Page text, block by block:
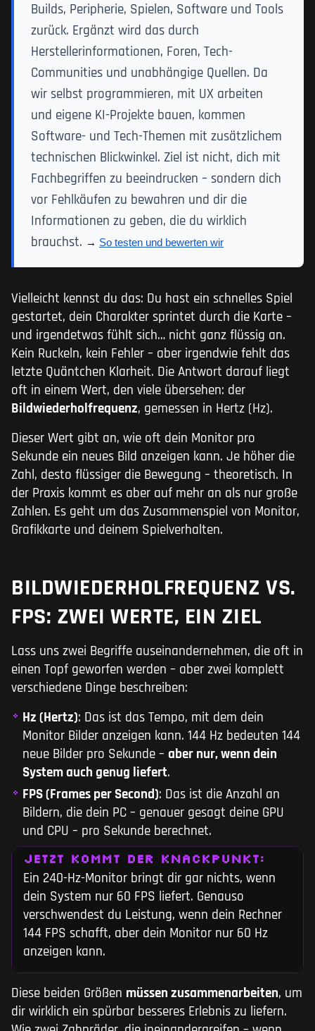
Builds, Peripherie, Spielen, Software und Tools
zurück. Ergänzt wird das durch
Herstellerinformationen, Foren, Tech-
Communities und unabhängige Quellen. Da
wir selbst programmieren, mit UX arbeiten
und eigene KI-Projekte bauen, kommen
Software- und Tech-Themen mit zusätzlichem
technischen Blickwinkel. Ziel ist nicht, dich mit
Fachbegriffen zu beeindrucken – sondern dich
vor Fehlkäufen zu bewahren und dir die
Informationen zu geben, die du wirklich
brauchst. → So testen und bewerten wir
Vielleicht kennst du das: Du hast ein schnelles Spiel
gestartet, dein Charakter sprintet durch die Karte –
und irgendetwas fühlt sich… nicht ganz flüssig an.
Kein Ruckeln, kein Fehler – aber irgendwie fehlt das
letzte Quäntchen Klarheit. Die Antwort darauf liegt
oft in einem Wert, den viele übersehen: der
Bildwiederholfrequenz, gemessen in Hertz (Hz).
Dieser Wert gibt an, wie oft dein Monitor pro
Sekunde ein neues Bild anzeigen kann. Je höher die
Zahl, desto flüssiger die Bewegung – theoretisch. In
der Praxis kommt es aber auf mehr an als nur große
Zahlen. Es geht um das Zusammenspiel von Monitor,
Grafikkarte und deinem Spielverhalten.
BILDWIEDERHOLFREQUENZ VS.
FPS: ZWEI WERTE, EIN ZIEL
Lass uns zwei Begriffe auseinandernehmen, die oft in
einen Topf geworfen werden – aber zwei komplett
verschiedene Dinge beschreiben:
Hz (Hertz): Das ist das Tempo, mit dem dein
Monitor Bilder anzeigen kann. 144 Hz bedeuten 144
neue Bilder pro Sekunde – aber nur, wenn dein
System auch genug liefert.
FPS (Frames per Second): Das ist die Anzahl an
Bildern, die dein PC – genauer gesagt deine GPU
und CPU – pro Sekunde berechnet.
JETZT KOMMT DER KNACKPUNKT:
Ein 240-Hz-Monitor bringt dir gar nichts, wenn
dein System nur 60 FPS liefert. Genauso
verschwendest du Leistung, wenn dein Rechner
144 FPS schafft, aber dein Monitor nur 60 Hz
anzeigen kann.
Diese beiden Größen müssen zusammenarbeiten, um
dir wirklich ein spürbar besseres Erlebnis zu liefern.